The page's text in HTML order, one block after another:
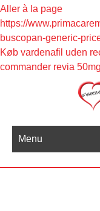
Aller à la page
https://
buscopan-generic-
Køb vardenafil uden
commander revia
Menu